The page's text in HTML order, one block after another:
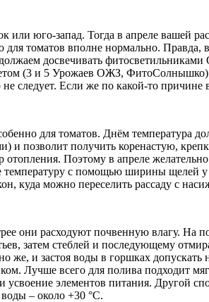
юго-запад. Тогда в апреле вашей
для томатов вполне нормально.
досвечивать
(3 и 5 Урожаев ОЖЗ,
следует. Если же по какой-то
для томатов. Днём температура
и позволит получить коренастую,
отопления. Поэтому в апреле
с помощью ширины щелей
куда можно переселить рассаду с
они расходуют почвенную влагу. На
затем стеблей и последующему
же, и застоя воды в горшках
Лучше всего для полива подходит
усвоение элементов питания.
– около +30 °С.